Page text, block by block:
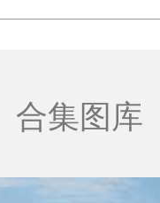
合集图库